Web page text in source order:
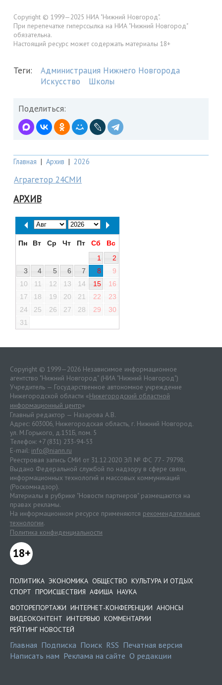
Copyright © 1999—2025 НИА "Нижний Новгород".
При перепечатке гиперссылка на НИА "Нижний Новгород"
обязательна.
Настоящий ресурс может содержать материалы 18+
Теги:
Администрация Нижнего Новгорода
Искусство
Школы
Поделиться:
Главная | Архив | 2026
Аграгетор 24СМИ
АРХИВ
Пн Вт Ср Чт Пт Сб
Вс
1
2
3
4 5 6 7 8
9
10
11 12 13 14 15
16
17
18 19 20 21 22
23
24
25 26 27 28 29
30
31
Copyright © 1999—2026 Независимое информационное
агентство "Нижний Новгород" (НИА "Нижний Новгород")
Учредитель — Государственное автономное учреждение
Нижегородской области «Нижегородский областной
информационный центр»
Главный редактор — Назарова А.В.
Адрес: 603006, Нижегородская область, г. Нижний Новгород.
ул. М.Горького, д.151Б, пом. 5
Телефон: +7 (831) 233-94-53
E-mail: info@niann.ru
Реестровая запись СМИ от 31.12.2020 ЭЛ № ФС 77 - 79798.
Выдано Федеральной службой по надзору в сфере связи,
информационных технологий и массовых коммуникаций
(Роскомнадзор).
Материалы в рубрике "Новости партнеров" размещаются на
правах рекламы.
На информационном ресурсе применяются рекомендательные
технологии.
Политика конфиденциальности
18+
ПОЛИТИКА ЭКОНОМИКА ОБЩЕСТВО КУЛЬТУРА И ОТДЫХ
СПОРТ ПРОИСШЕСТВИЯ АФИША НАУКА
ФОТОРЕПОРТАЖИ ИНТЕРНЕТ-КОНФЕРЕНЦИИ АНОНСЫ
ВИДЕОКОНТЕНТ ИНТЕРВЬЮ КОММЕНТАРИИ
РЕЙТИНГ НОВОСТЕЙ
Главная Подписка Поиск RSS Печатная версия
Написать нам Реклама на сайте О редакции